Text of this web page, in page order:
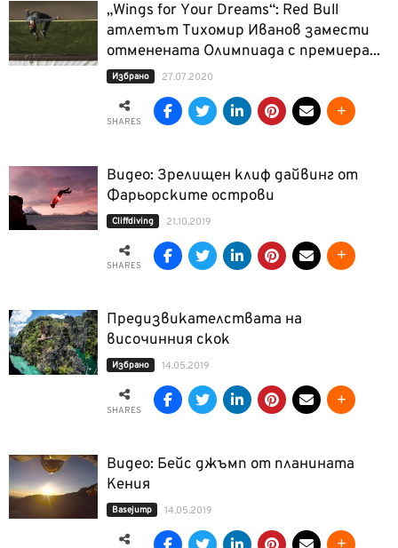
„Wings for Your Dreams“: Red Bull
атлетът Тихомир Иванов замести
отменената Олимпиада с премиера...
Избрано 27.07.2020
SHARES
Видео: Зрелищен клиф дайвинг от
Фарьорските острови
Cliffdiving 21.10.2019
SHARES
Предизвикателствата на
височинния скок
Избрано 14.05.2019
SHARES
Видео: Бейс джъмп от планината
Кения
Basejump 14.05.2019